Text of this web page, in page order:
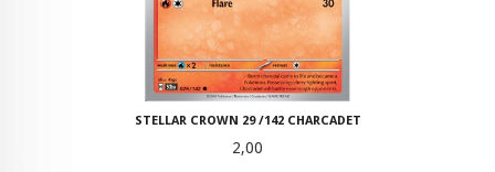
STELLAR CROWN 29 /142 CHARCADET
Pris
2,00